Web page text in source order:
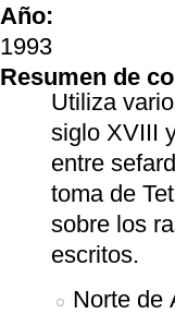
Año:
1993
Resumen de
Utiliza
siglo XVIII
entre
toma de
sobre los
escritos.
Norte de